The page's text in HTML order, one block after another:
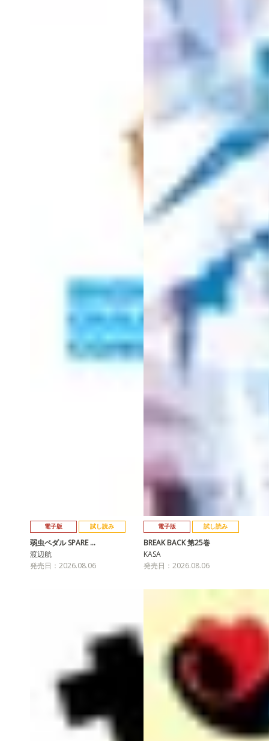
電子版 試し読み
弱虫ペダル SPARE …
渡辺航
発売日：2026.08.06
電子版 試し読み
BREAK BACK 第25巻
KASA
発売日：2026.08.06